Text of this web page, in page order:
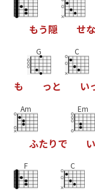
もう隠 せな
も
G
っ と
C
い
Am
ふたりで
Em
い
F C